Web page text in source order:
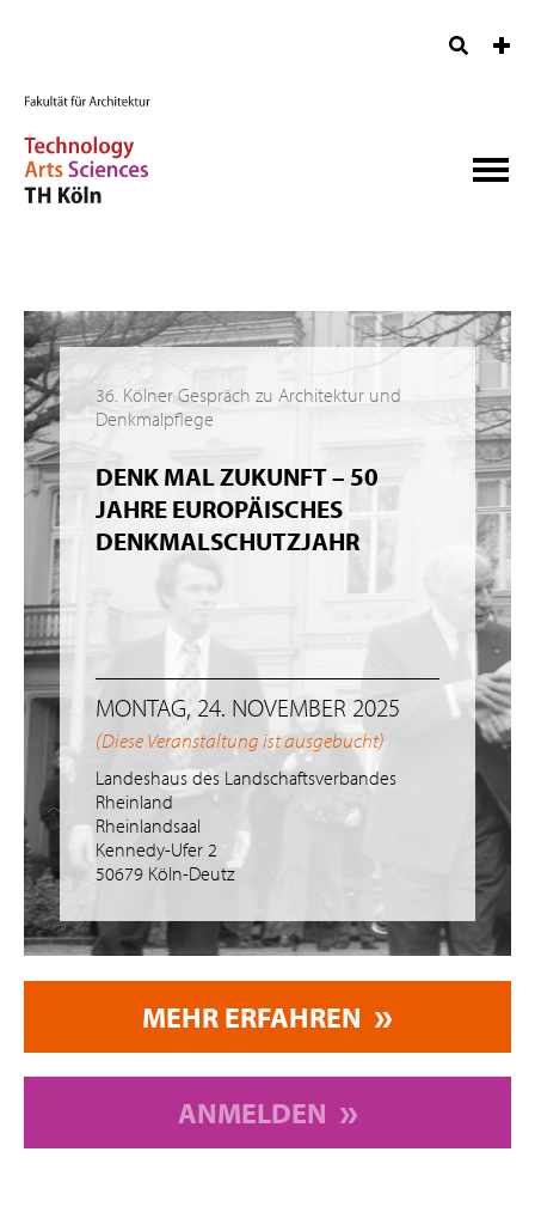
36. Kölner Gespräch zu Architektur und
Denkmalpflege
DENK MAL ZUKUNFT – 50
JAHRE EUROPÄISCHES
DENKMALSCHUTZJAHR
MONTAG, 24. NOVEMBER 2025
(Diese Veranstaltung ist ausgebucht)
Landeshaus des Landschaftsverbandes
Rheinland
Rheinlandsaal
Kennedy-Ufer 2
50679 Köln-Deutz
MEHR ERFAHREN
ANMELDEN